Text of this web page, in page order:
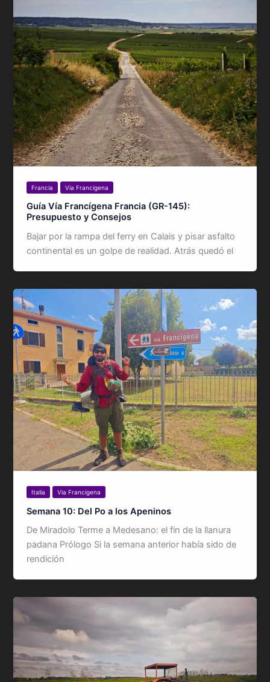
Francia Via Francigena
Guía Vía Francígena Francia (GR-145):
Presupuesto y Consejos
Bajar por la rampa del ferry en Calais y pisar asfalto
continental es un golpe de realidad. Atrás quedó el
Italia Via Francigena
Semana 10: Del Po a los Apeninos
De Miradolo Terme a Medesano: el fin de la llanura
padana Prólogo Si la semana anterior había sido de
rendición